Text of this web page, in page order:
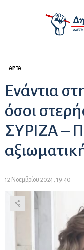
ΆΡΤΑ
Ενάντια
όσοι
ΣΥΡΙΖΑ –
12 Νοεμβρίου 2024, 19:40